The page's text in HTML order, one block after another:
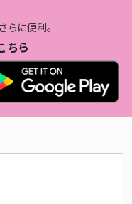
らに便利。
ちら